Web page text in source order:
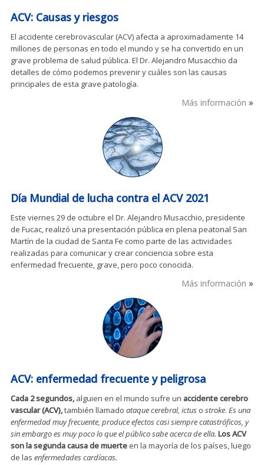
ACV: Causas y riesgos
El accidente cerebrovascular (ACV) afecta a aproximadamente 14
millones de personas en todo el mundo y se ha convertido en un
grave problema de salud pública. El Dr. Alejandro Musacchio da
detalles de cómo podemos prevenir y cuáles son las causas
principales de esta grave patología.
Más información
Día Mundial de lucha contra el ACV 2021
Este viernes 29 de octubre el Dr. Alejandro Musacchio, presidente
de Fucac, realizó una presentación pública en plena peatonal San
Martín de la ciudad de Santa Fe como parte de las actividades
realizadas para comunicar y crear conciencia sobre esta
enfermedad frecuente, grave, pero poco conocida.
Más información
ACV: enfermedad frecuente y peligrosa
Cada 2 segundos, alguien en el mundo sufre un accidente cerebro
vascular (ACV),también llamado ataque cerebral, ictus o stroke. Es una
enfermedad muy frecuente, produce efectos casi siempre catastróficos, y
sin embargo es muy poco lo que el público sabe acerca de ella. Los ACV
son la segunda causa de muerte en la mayoría de los países, luego
de las enfermedades cardíacas.